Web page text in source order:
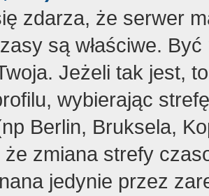
zdarza, że serwer
są właściwe.
Jeżeli tak jest,
wybierając
Berlin, Bruksela,
że zmiana strefy
jedynie przez